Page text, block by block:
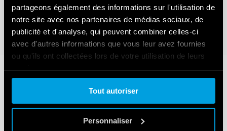
partageons également des informations sur l'utilisation de
notre site avec nos partenaires de médias sociaux, de
publicité et d'analyse, qui peuvent combiner celles-ci
avec d'autres informations que vous leur avez fournies
ou qu'ils ont collectées lors de votre utilisation de leurs
services.
Tout autoriser
Personnaliser